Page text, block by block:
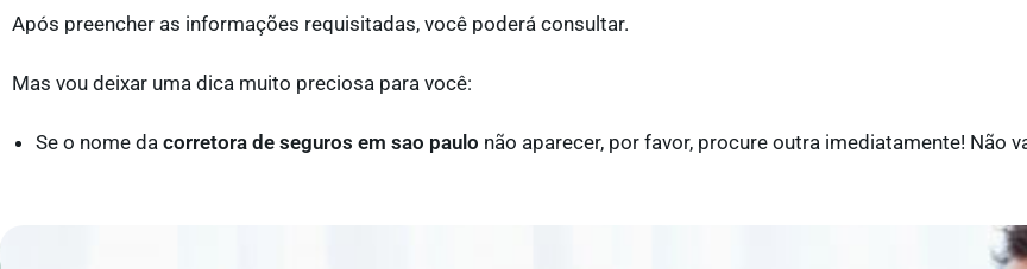
Após preencher as informações requisitadas, você poderá consultar.
Mas vou deixar uma dica muito preciosa para você:
Se o nome da corretora de seguros em sao paulo não aparecer, por favor, procure outra imediatamente! Não